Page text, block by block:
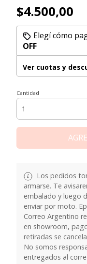
$4.500,00
Elegí cómo
OFF
Ver cuotas y
Cantidad
Los pedidos
armarse. Te
embalado y luego
enviar por moto.
Correo Argentino
en showroom,
retiradas se
No somos
entregados al